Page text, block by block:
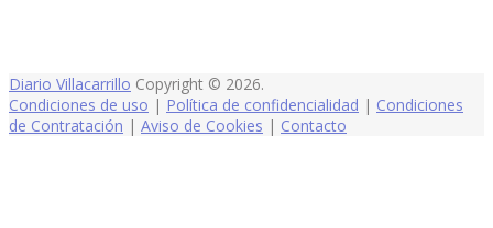
Diario Villacarrillo Copyright © 2026.
Condiciones de uso | Política de confidencialidad | Condiciones
de Contratación | Aviso de Cookies | Contacto